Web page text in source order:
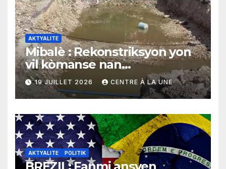
AKTYALITE
Mibalè : Rekonstriksyon yon
vil kòmanse nan
rekonstriksyon lespri moun
yo
19 JUILLET 2026 CENTRE À LA UNE
AKTYALITE POLITIK